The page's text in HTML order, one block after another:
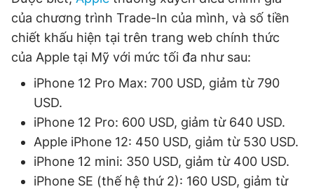
Giấy phép xuất bản số 110/GP - BTTTT cấp ngày 24.3.2020
© 2003-2026 Bản quyền thuộc về Báo Thanh Niên. Cấm sao
chép dưới mọi hình thức nếu không có sự chấp thuận bằng văn
bản. Phát triển bởi ePi Technologies, JSC.
của chương trình Trade-In của mình, và số tiền
chiết khấu hiện tại trên trang web chính thức
của Apple tại Mỹ với mức tối đa như sau:
iPhone 12 Pro Max: 700 USD, giảm từ 790
USD.
iPhone 12 Pro: 600 USD, giảm từ 640 USD.
Apple iPhone 12: 450 USD, giảm từ 530 USD.
iPhone 12 mini: 350 USD, giảm từ 400 USD.
iPhone SE (thế hệ thứ 2): 160 USD, giảm từ